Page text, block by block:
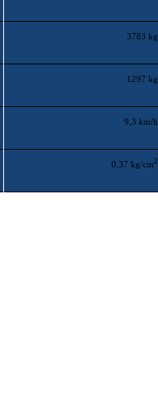
3783 kg
1297 kg
9,3 km/h
0,37 kg/cm2